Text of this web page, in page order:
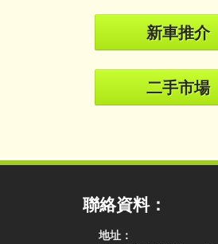
新車推介
二手市場
聯絡資料：
地址：